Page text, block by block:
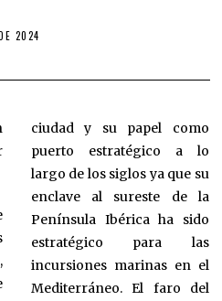
2024
ciudad y su papel como
puerto estratégico a lo
largo de los siglos ya que su
enclave al sureste de la
Península Ibérica ha sido
estratégico para las
incursiones marinas en el
Mediterráneo. El faro del